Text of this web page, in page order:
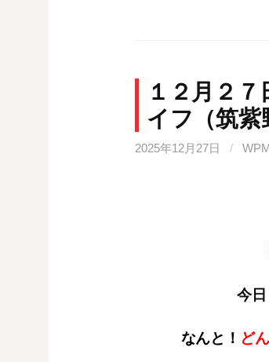
１２月２
イフ（筑紫
2025年12月27日 /
今
なんと！ ど